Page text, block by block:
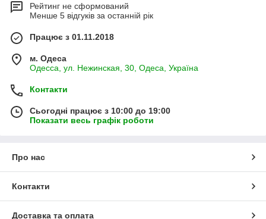
Рейтинг не сформований
Менше 5 відгуків за останній рік
Працює з 01.11.2018
м. Одеса
Одесса, ул. Нежинская, 30, Одеса, Україна
Контакти
Сьогодні працює з 10:00 до 19:00
Показати весь графік роботи
Про нас
Контакти
Доставка та оплата